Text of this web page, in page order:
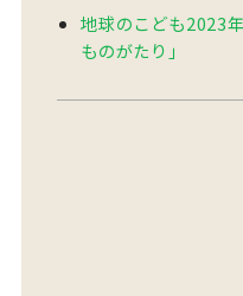
地球のこども2023
ものがたり」